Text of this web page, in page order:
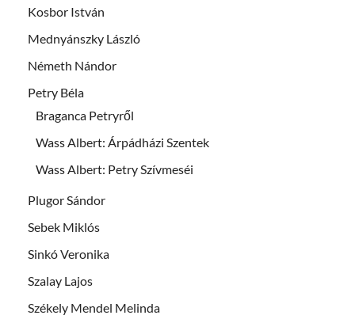
Kosbor István
Mednyánszky László
Németh Nándor
Petry Béla
Braganca Petryről
Wass Albert: Árpádházi Szentek
Wass Albert: Petry Szívmeséi
Plugor Sándor
Sebek Miklós
Sinkó Veronika
Szalay Lajos
Székely Mendel Melinda